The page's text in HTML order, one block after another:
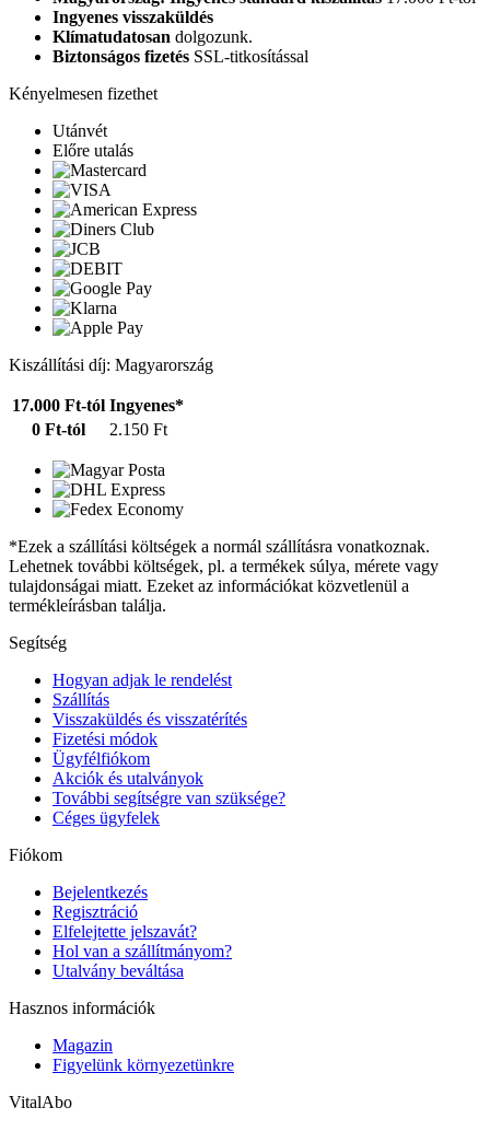
Ingyenes visszaküldés
Klímatudatosan dolgozunk.
Biztonságos fizetés SSL-titkosítással
Kényelmesen fizethet
Utánvét
Előre utalás
Kiszállítási díj: Magyarország
17.000 Ft-tól Ingyenes*
0 Ft-tól
2.150 Ft
*Ezek a szállítási költségek a normál szállításra vonatkoznak.
Lehetnek további költségek, pl. a termékek súlya, mérete vagy
tulajdonságai miatt. Ezeket az információkat közvetlenül a
termékleírásban találja.
Segítség
Hogyan adjak le rendelést
Szállítás
Visszaküldés és visszatérítés
Fizetési módok
Ügyfélfiókom
Akciók és utalványok
További segítségre van szüksége?
Céges ügyfelek
Fiókom
Bejelentkezés
Regisztráció
Elfelejtette jelszavát?
Hol van a szállítmányom?
Utalvány beváltása
Hasznos információk
Magazin
Figyelünk környezetünkre
VitalAbo